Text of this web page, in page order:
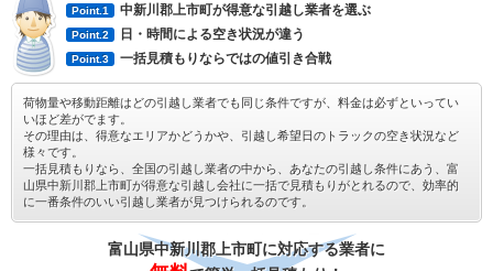
Point.1 中新川郡上市町が得意な引越し業者を選ぶ
Point.2 日・時間による空き状況が違う
Point.3 一括見積もりならではの値引き合戦
荷物量や移動距離はどの引越し業者でも同じ条件ですが、料金は必ずといってい
いほど差がでます。
その理由は、得意なエリアかどうかや、引越し希望日のトラックの空き状況など
様々です。
一括見積もりなら、全国の引越し業者の中から、あなたの引越し条件にあう、富
山県中新川郡上市町が得意な引越し会社に一括で見積もりがとれるので、効率的
に一番条件のいい引越し業者が見つけられるのです。
富山県中新川郡上市町に対応する業者に